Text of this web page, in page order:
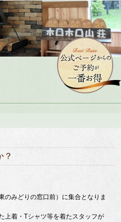
？
のみどりの窓口前）に集合となりま
上着・Tシャツ等を着たスタッフが